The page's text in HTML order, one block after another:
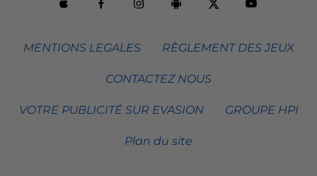
MENTIONS LEGALES RÈGLEMENT DES JEUX
CONTACTEZ NOUS
VOTRE PUBLICITÉ SUR EVASION GROUPE HPI
Plan du site